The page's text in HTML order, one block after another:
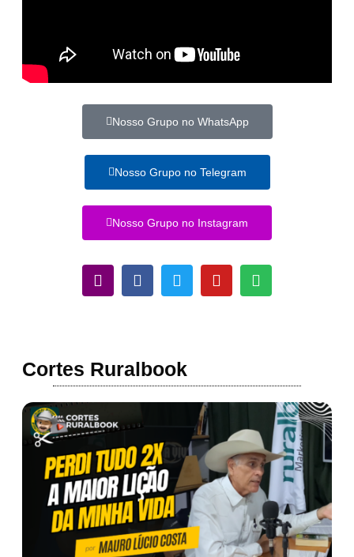
Nosso Grupo no WhatsApp
Nosso Grupo no Telegram
Nosso Grupo no Instagram
Cortes Ruralbook